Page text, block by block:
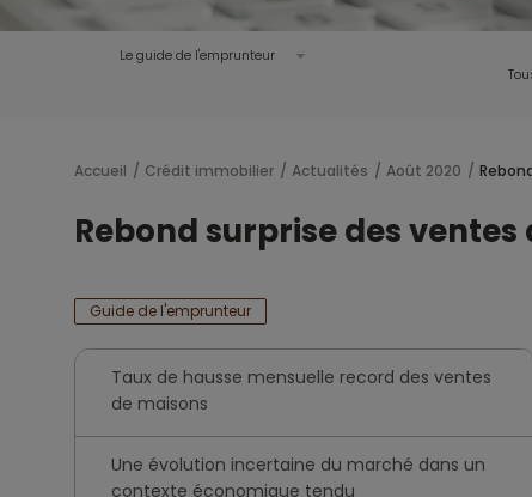
Le guide de l'emprunteur
Accueil Crédit immobilier Actualités Août 2020
Rebond surprise des
Guide de l'emprunteur
Taux de hausse mensuelle record des ventes
de maisons
Une évolution incertaine du marché dans un
contexte économique tendu